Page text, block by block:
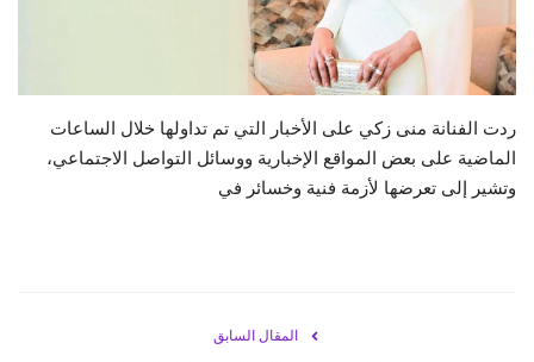
حياة
ردت الفنانة منى زكي على الأخبار التي تم تداولها خلال الساعات
الماضية على بعض المواقع الإخبارية ووسائل التواصل الاجتماعي،
وتشير إلى تعرضها لأزمة فنية وخسائر في
المقال السابق